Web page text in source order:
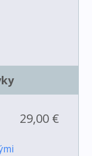
29,00 €